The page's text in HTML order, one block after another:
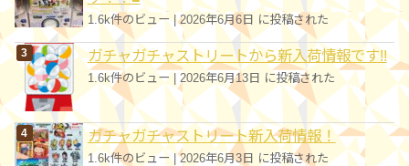
1.6k件のビュー|2026年6月6日 に投稿された
ガチャガチャストリートから新入荷情報です!!
1.6k件のビュー| 2026年6月13日 に投稿された
ガチャガチャストリート新入荷情報！
1.6k件のビュー|2026年6月3日 に投稿された